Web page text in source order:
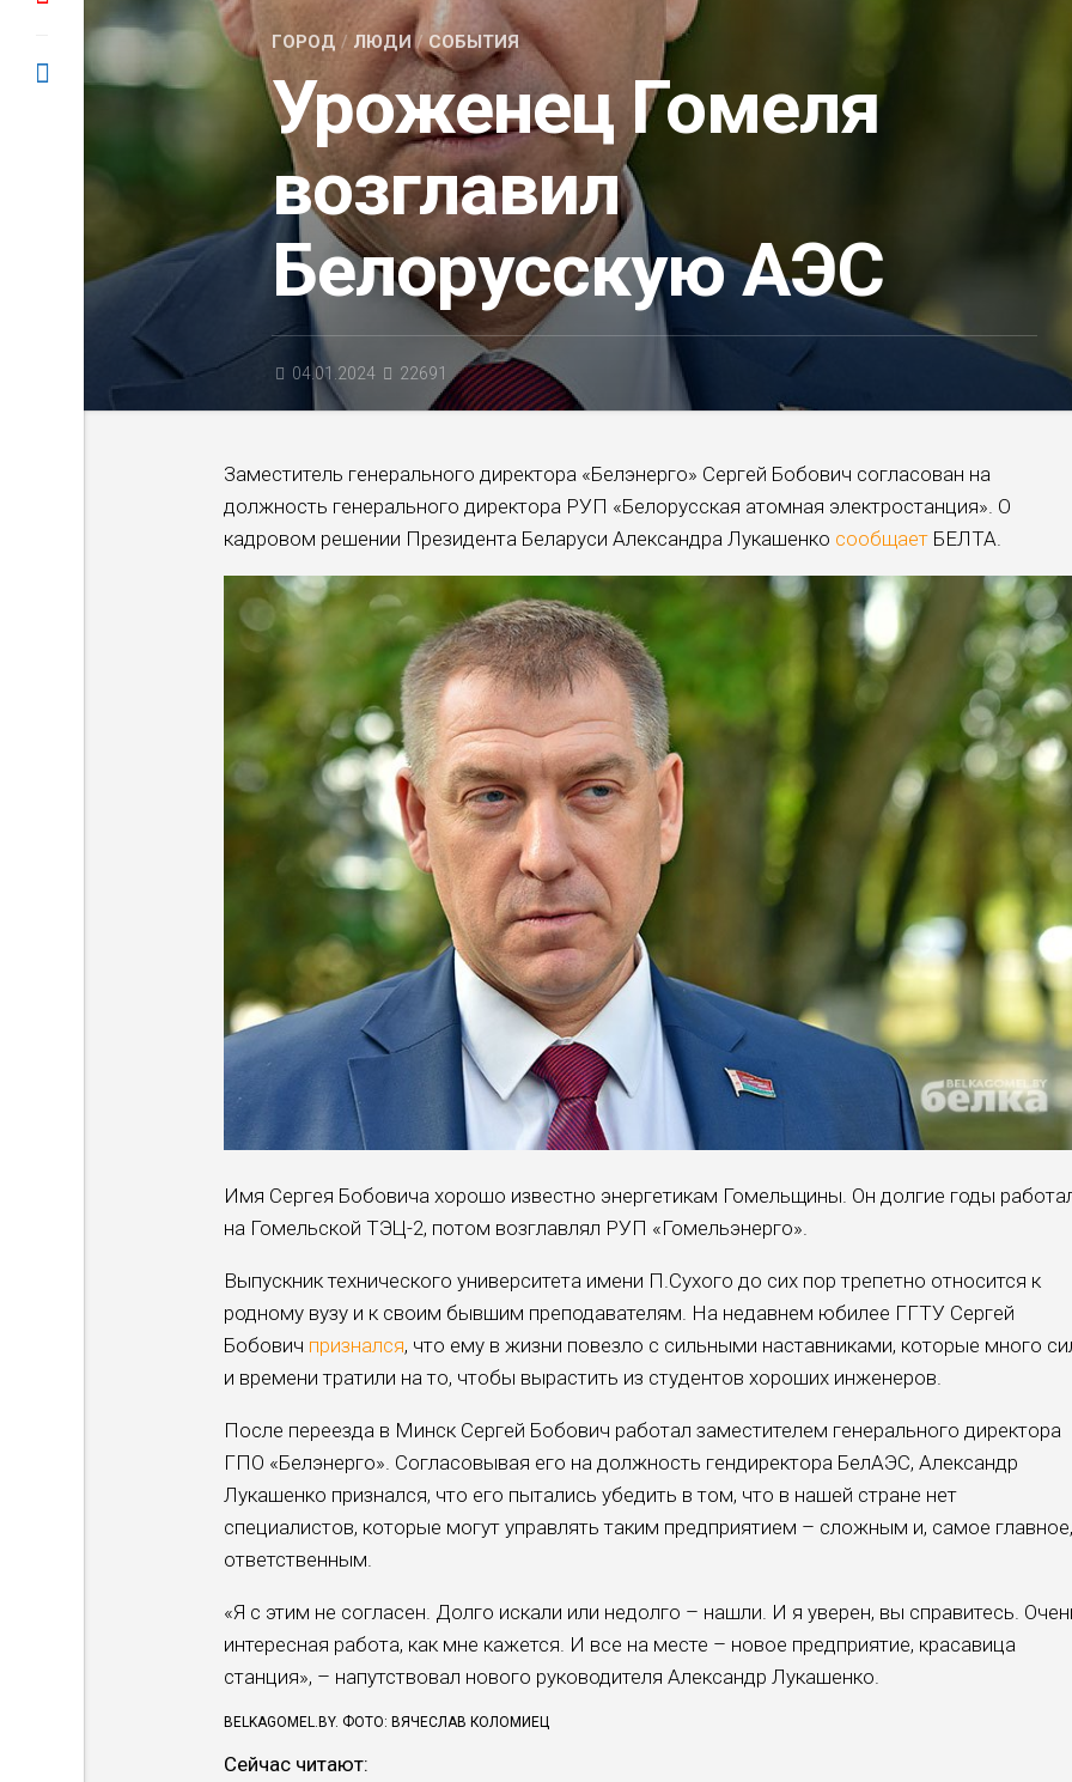
ГОРОД / ЛЮДИ/СОБЫТИЯ
Уроженец Гомеля
возглавил
Белорусскую АЭС
04.01.2024 22691
Заместитель генерального директора «Белэнерго» Сергей Бобович согласован на
должность генерального директора РУП «Белорусская атомная электростанция». О
кадровом решении Президента Беларуси Александра Лукашенко сообщает БЕЛТА.
Имя Сергея Бобовича хорошо известно энергетикам Гомельщины. Он долгие годы
на Гомельской ТЭЦ-2, потом возглавлял РУП «Гомельэнерго».
Выпускник технического университета имени П.Сухого до сих пор трепетно относится к
родному вузу и к своим бывшим преподавателям. На недавнем юбилее ГГТУ Сергей
Бобович признался, что ему в жизни повезло с сильными наставниками, которые много
и времени тратили на то, чтобы вырастить из студентов хороших инженеров.
После переезда в Минск Сергей Бобович работал заместителем генерального директора
ГПО «Белэнерго». Согласовывая его на должность гендиректора БелАЭС, Александр
Лукашенко признался, что его пытались убедить в том, что в нашей стране нет
специалистов, которые могут управлять таким предприятием – сложным и, самое главное,
ответственным.
«Я с этим не согласен. Долго искали или недолго – нашли. И я уверен, вы справитесь.
интересная работа, как мне кажется. И все на месте – новое предприятие, красавица
станция», – напутствовал нового руководителя Александр Лукашенко.
BELKAGOMEL.BY. ФОТО: ВЯЧЕСЛАВ КОЛОМИЕЦ
Сейчас читают: